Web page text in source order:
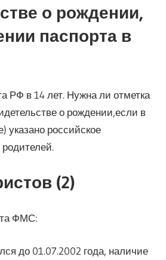
о рождении,
паспорта в
РФ в 14 лет. Нужна ли отметка
о рождении,если в
указано российское
(2)
ФМС:
до 01.07.2002 года, наличие